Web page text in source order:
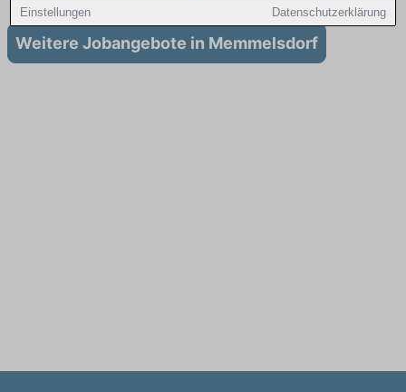
Einstellungen Datenschutzerklärung
Weitere Jobangebote in Memmelsdorf